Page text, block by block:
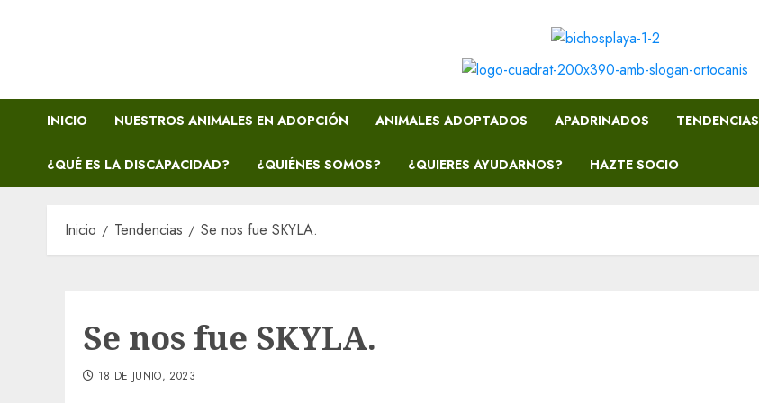
INICIO NUESTROS ANIMALES EN ADOPCIÓN ANIMALES ADOPTADOS APADRINADOS TENDENCIAS
¿QUÉ ES LA DISCAPACIDAD? ¿QUIÉNES SOMOS? ¿QUIERES AYUDARNOS? HAZTE SOCIO
Inicio Tendencias Se nos fue SKYLA.
Se nos fue SKYLA.
18 DE JUNIO, 2023